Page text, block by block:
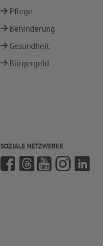
Pflege
Behinderung
Gesundheit
Bürgergeld
SOZIALE NETZWERKE